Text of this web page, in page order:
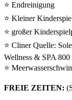
⭐ Endreinigung
⭐ Kleiner
⭐ großer
⭐ Cliner Quelle:
Wellness & SPA
⭐
FREIE ZEITEN: